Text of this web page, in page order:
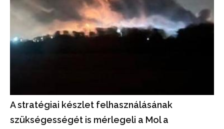
A stratégiai készlet felhasználásának
szükségességét is mérlegeli a Mol a